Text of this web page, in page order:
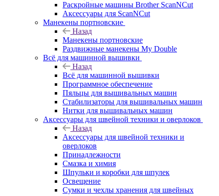
Раскройные машины Brother ScanNCut
Аксессуары для ScanNCut
Манекены портновские
Назад
Манекены портновские
Раздвижные манекены My Double
Всё для машинной вышивки
Назад
Всё для машинной вышивки
Программное обеспечение
Пяльцы для вышивальных машин
Стабилизаторы для вышивальных машин
Нитки для вышивальных машин
Аксессуары для швейной техники и оверлоков
Назад
Аксессуары для швейной техники и
оверлоков
Принадлежности
Смазка и химия
Шпульки и коробки для шпулек
Освещение
Сумки и чехлы хранения для швейных